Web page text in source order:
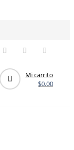
Mi carrito
$0.00